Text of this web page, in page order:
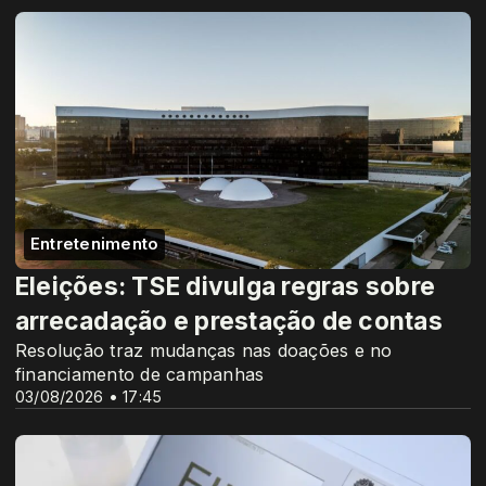
Entretenimento
03/08/2026 • 17:45
Eleições: TSE divulga regras sobre
arrecadação e prestação de contas
Resolução traz mudanças nas doações e no
financiamento de campanhas